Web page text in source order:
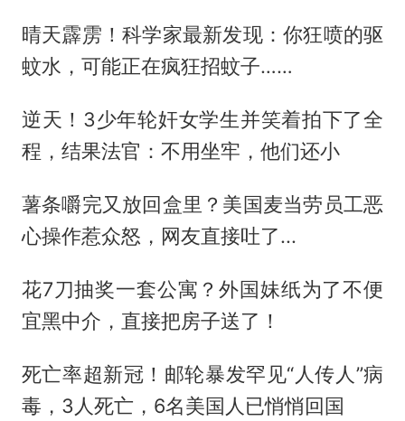
晴天霹雳！科学家最新发现：你狂喷的驱
蚊水，可能正在疯狂招蚊子……
逆天！3少年轮奸女学生并笑着拍下了全
程，结果法官：不用坐牢，他们还小
薯条嚼完又放回盒里？美国麦当劳员工恶
心操作惹众怒，网友直接吐了...
花7刀抽奖一套公寓？外国妹纸为了不便
宜黑中介，直接把房子送了！
死亡率超新冠！邮轮暴发罕见“人传人”病
毒，3人死亡，6名美国人已悄悄回国